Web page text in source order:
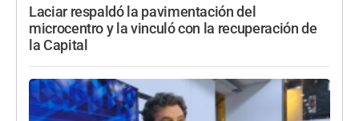
Laciar respaldó la pavimentación del
microcentro y la vinculó con la recuperación de
la Capital